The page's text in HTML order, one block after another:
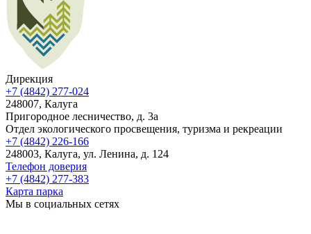
Дирекция
+7 (4842) 277-024
248007, Калуга
Пригородное лесничество, д. 3а
Отдел экологического просвещения, туризма и рекреации
+7 (4842) 226-166
248003, Калуга, ул. Ленина, д. 124
Телефон доверия
+7 (4842) 277-383
Карта парка
Мы в социальных сетях